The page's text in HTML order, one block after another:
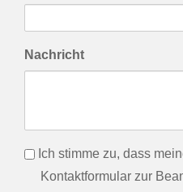
Nachricht
infoIch stimme zu, dass
Kontaktformular zur